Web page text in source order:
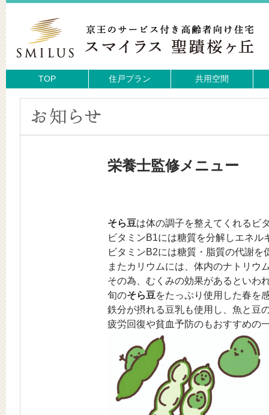
TOP 住戸プラン 共用空間
栄養士監修メニュー
そら豆は体の調子を整えてくれるビ
ビタミンB1には糖質を分解しエネ
ビタミンB2には糖質・脂質の代謝を
またカリウムには、体内のナトリウ
その為、むくみの効果があるといわ
旬のそら豆をたっぷり使用した春を
鉄分が摂れる豆乳も使用し、魚と豆
疲労回復や貧血予防のもおすすめの